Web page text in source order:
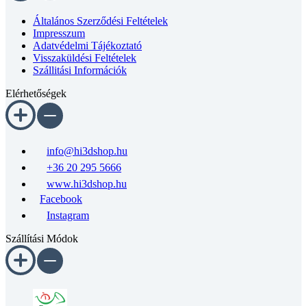
Általános Szerződési Feltételek
Impresszum
Adatvédelmi Tájékoztató
Visszaküldési Feltételek
Szállitási Információk
Elérhetőségek
info@hi3dshop.hu
+36 20 295 5666
www.hi3dshop.hu
Facebook
Instagram
Szállítási Módok